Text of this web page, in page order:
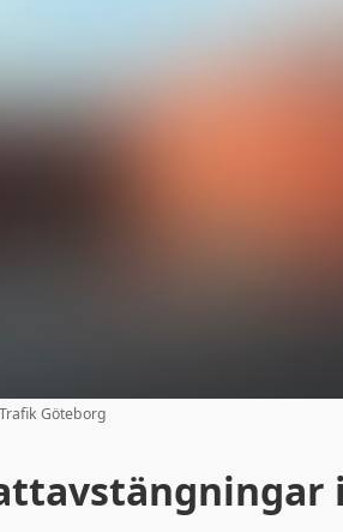
Göteborg